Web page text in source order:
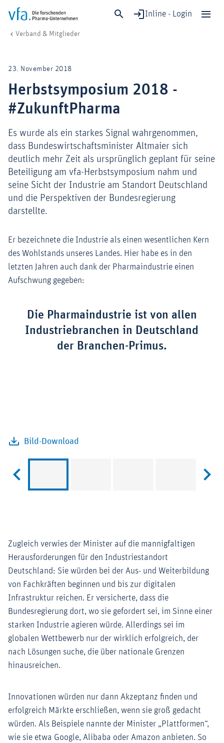
Inline - Login
Forschung & Entwicklung
Gesundheit & Versorgung
Wirtschaft & Standort
Digitalisierung & KI
Medien
Verband & Mitglieder
23. November 2018
Herbstsymposium 2018 -
#ZukunftPharma
Es wurde als ein starkes Signal wahrgenommen,
dass Bundeswirtschaftsminister Altmaier sich
deutlich mehr Zeit als ursprünglich geplant für seine
Beteiligung am vfa-Herbstsymposium nahm und
seine Sicht der Industrie am Standort Deutschland
und die Perspektiven der Bundesregierung
darstellte.
Er bezeichnete die Industrie als einen wesentlichen Kern
des Wohlstands unseres Landes. Hier habe es in den
letzten Jahren auch dank der Pharmaindustrie einen
Aufschwung gegeben:
Die Pharmaindustrie ist von allen
Industriebranchen in Deutschland
der Branchen-Primus.
Bild-Download
zu Slide 12 zu
Zugleich verwies der Minister auf die mannigfaltigen
Herausforderungen für den Industriestandort
Deutschland: Sie würden bei der Aus- und Weiterbildung
von Fachkräften beginnen und bis zur digitalen
Infrastruktur reichen. Er versicherte, dass die
Bundesregierung dort, wo sie gefordert sei, im Sinne einer
starken Industrie agieren würde. Allerdings sei im
globalen Wettbewerb nur der wirklich erfolgreich, der
nach Lösungen suche, die über nationale Grenzen
hinausreichen.
Innovationen würden nur dann Akzeptanz finden und
erfolgreich Märkte erschließen, wenn sie groß gedacht
würden. Als Beispiele nannte der Minister „Plattformen“,
wie sie etwa Google, Alibaba oder Amazon anbieten. So